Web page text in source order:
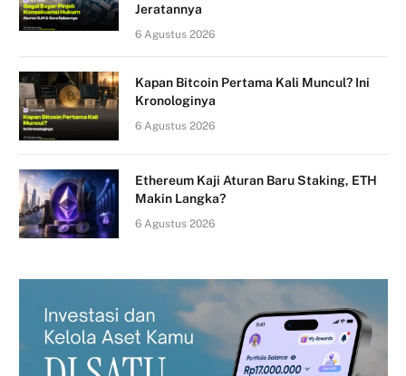
Jeratannya
6 Agustus 2026
Kapan Bitcoin Pertama Kali Muncul? Ini
Kronologinya
6 Agustus 2026
Ethereum Kaji Aturan Baru Staking, ETH
Makin Langka?
6 Agustus 2026